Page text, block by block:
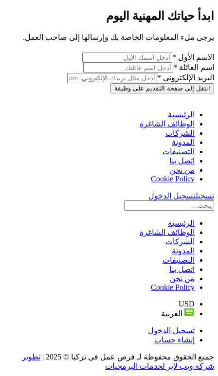
ابدأ حياتك المهنية اليوم
يرجى ملء المعلومات الخاصة بك وإرسالها إلى صاحب العمل.
الاسم الأول *
اسم العائلة *
البريد الإلكتروني *
انتقل إلى صفحة التقديم على وظيفة
الرئيسية
الوظائف الشاغرة
الشركات
المدونة
التصنيفات
اتصل بنا
من نحن
Cookie Policy
تسجيلتسجيل الدخول
الرئيسية
الوظائف الشاغرة
الشركات
المدونة
التصنيفات
اتصل بنا
من نحن
Cookie Policy
USD
العربية
تسجيل الدخول
إنشاء حساب
جميع الحقوق محفوظة لـ فرص عمل في تركيا © 2025 |
تطوير
شركة ويب لاير لخدمات البرمجيات